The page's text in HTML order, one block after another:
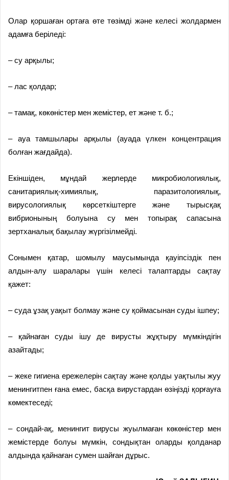
Олар қоршаған ортаға өте төзімді және келесі жолдармен
адамға беріледі:
– су арқылы;
– лас қолдар;
– тамақ, көкөністер мен жемістер, ет және т. б.;
– ауа тамшылары арқылы (ауада үлкен концентрация
болған жағдайда).
Екіншіден, мұндай жерлерде микробиологиялық,
санитариялық-химиялық, паразитологиялық,
вирусологиялық көрсеткіштерге және тырысқақ
вибрионының болуына су мен топырақ сапасына
зертханалық бақылау жүргізілмейді.
Сонымен қатар, шомылу маусымында қауіпсіздік пен
алдын-алу шаралары үшін келесі талаптарды сақтау
қажет:
– суда ұзақ уақыт болмау және су қоймасынан суды ішпеу;
– қайнаған суды ішу де вирусты жұқтыру мүмкіндігін
азайтады;
– жеке гигиена ережелерін сақтау және қолды уақтылы жуу
менингитпен ғана емес, басқа вирустардан өзіңізді қорғауға
көмектеседі;
– сондай-ақ, менингит вирусы жуылмаған көкөністер мен
жемістерде болуы мүмкін, сондықтан оларды қолданар
алдында қайнаған сумен шайған дұрыс.